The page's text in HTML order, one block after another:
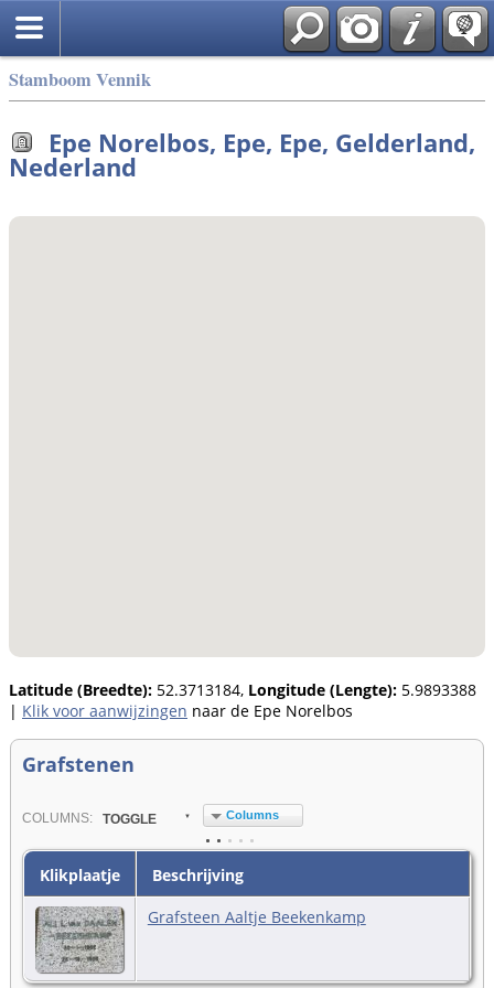
Stamboom Vennik
Epe Norelbos, Epe, Epe, Gelderland,
Nederland
Latitude (Breedte): 52.3713184, Longitude (Lengte): 5.9893388
| Klik voor aanwijzingen naar de Epe Norelbos
Grafstenen
COLUMN S: TOGGLE Columns
Klikplaatje
Beschrijving
Grafsteen Aaltje Beekenkamp